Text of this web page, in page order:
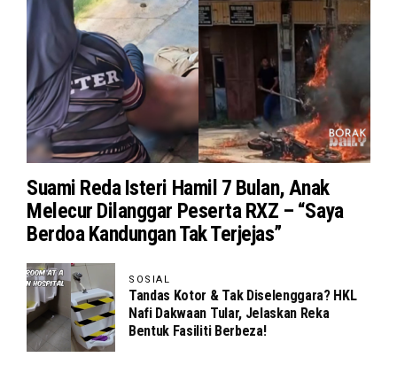
Suami Reda Isteri Hamil 7 Bulan, Anak
Melecur Dilanggar Peserta RXZ – “Saya
Berdoa Kandungan Tak Terjejas”
SOSIAL
Tandas Kotor & Tak Diselenggara? HKL
Nafi Dakwaan Tular, Jelaskan Reka
Bentuk Fasiliti Berbeza!